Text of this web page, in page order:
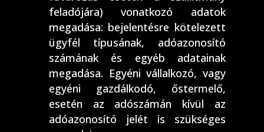
feladójára) vonatkozó adatok
megadása: bejelentésre kötelezett
ügyfél típusának, adóazonosító
számának és egyéb adatainak
megadása. Egyéni vállalkozó, vagy
egyéni gazdálkodó, őstermelő,
esetén az adószámán kívül az
adóazonosító jelét is szükséges